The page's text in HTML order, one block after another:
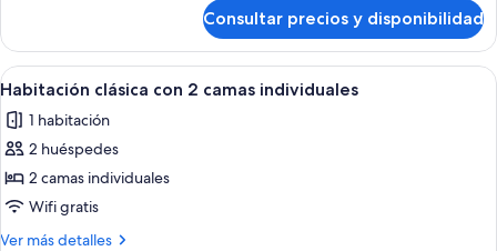
individual,
balcón
Consultar precios y disponibilidad
Abrir
todas
las
fotos
de
Habitación
clásica
Habitación de hotel con dos camas,
5
Habitación clásica con 2 camas individuales
1 habitación
2 huéspedes
2 camas individuales
Wifi gratis
Ver más detalles
Más